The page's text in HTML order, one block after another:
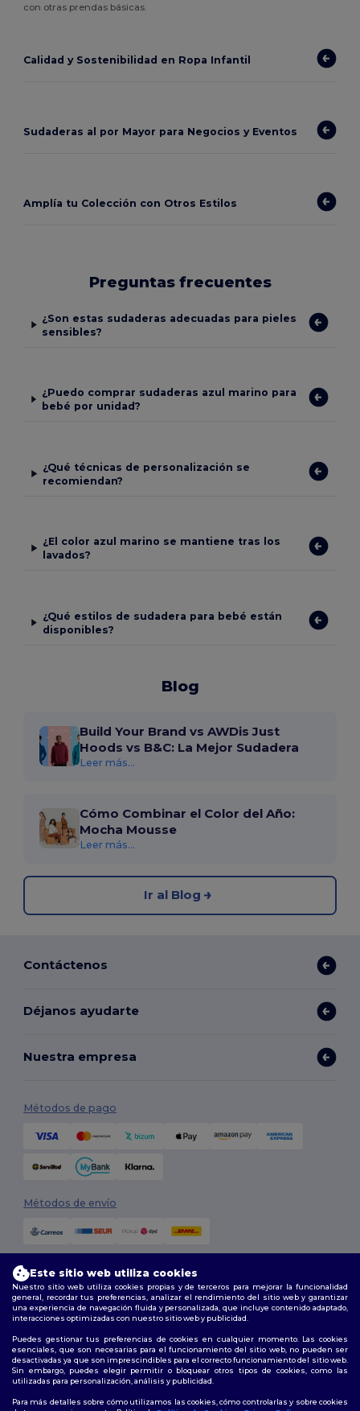
con otras prendas básicas.
Calidad y Sostenibilidad en Ropa Infantil
Sudaderas al por Mayor para Negocios y Eventos
Amplía tu Colección con Otros Estilos
Preguntas frecuentes
¿Son estas sudaderas adecuadas para pieles
sensibles?
¿Puedo comprar sudaderas azul marino para
bebé por unidad?
¿Qué técnicas de personalización se
recomiendan?
¿El color azul marino se mantiene tras los
lavados?
¿Qué estilos de sudadera para bebé están
disponibles?
Blog
Build Your Brand vs AWDis Just
Hoods vs B&C: La Mejor Sudadera
Leer más...
Cómo Combinar el Color del Año:
Mocha Mousse
Leer más...
Ir al Blog
Contáctenos
Déjanos ayudarte
Nuestra empresa
Métodos de pago
Métodos de envío
2026. Todos los derechos reservados
Términos y Condiciones| Política de personalización|Política de
Síguenos
Este sitio web utiliza cookies
Nuestro sitio web utiliza cookies propias y de terceros para mejorar la funcionalidad
general, recordar tus preferencias, analizar el rendimiento del sitio web y garantizar
una experiencia de navegación fluida y personalizada, que incluye contenido adaptado,
interacciones optimizadas con nuestro sitio web y publicidad.
Puedes gestionar tus preferencias de cookies en cualquier momento. Las cookies
esenciales, que son necesarias para el funcionamiento del sitio web, no pueden ser
desactivadas ya que son imprescindibles para el correcto funcionamiento del sitio web.
Sin embargo, puedes elegir permitir o bloquear otros tipos de cookies, como las
utilizadas para personalización, análisis y publicidad.
Para más detalles sobre cómo utilizamos las cookies, cómo controlarlas y sobre cookies